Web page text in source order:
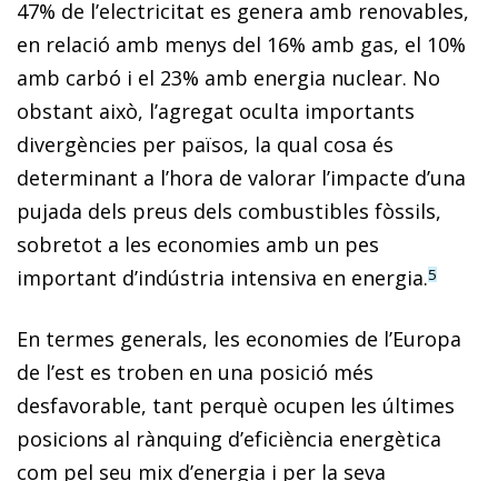
47% de l’electricitat es genera amb renovables,
en relació amb menys del 16% amb gas, el 10%
amb carbó i el 23% amb energia nuclear. No
obstant això, l’agregat oculta importants
divergències per països, la qual cosa és
determinant a l’hora de valorar l’impacte d’una
pujada dels preus dels combustibles fòssils,
sobretot a les economies amb un pes
important d’indústria intensiva en energia.5
En termes generals, les economies de l’Europa
de l’est es troben en una posició més
desfavorable, tant perquè ocupen les últimes
posicions al rànquing d’eficiència energètica
com pel seu mix d’energia i per la seva